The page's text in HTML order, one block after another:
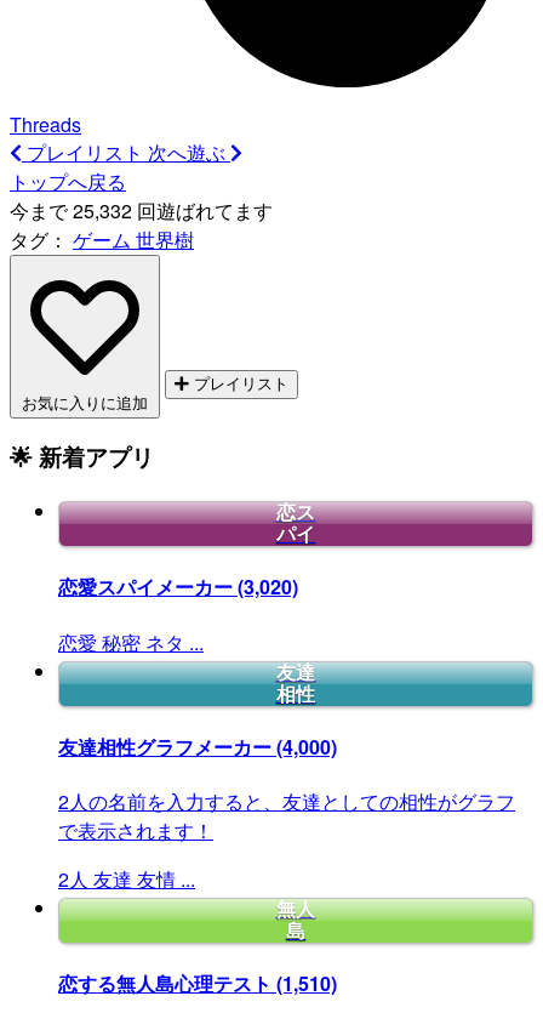
Threads
プレイリスト 次へ遊ぶ
トップへ戻る
今まで 25,332 回遊ばれてます
タグ： ゲーム 世界樹
お気に入りに追加
プレイリスト
🌟 新着アプリ
恋ス
パイ
恋愛スパイメーカー(3,020)
恋愛 秘密 ネタ ...
友達
相性
友達相性グラフメーカー(4,000)
2人の名前を入力すると、友達としての相性がグラフ
で表示されます！
2人 友達 友情 ...
無人
島
恋する無人島心理テスト (1,510)